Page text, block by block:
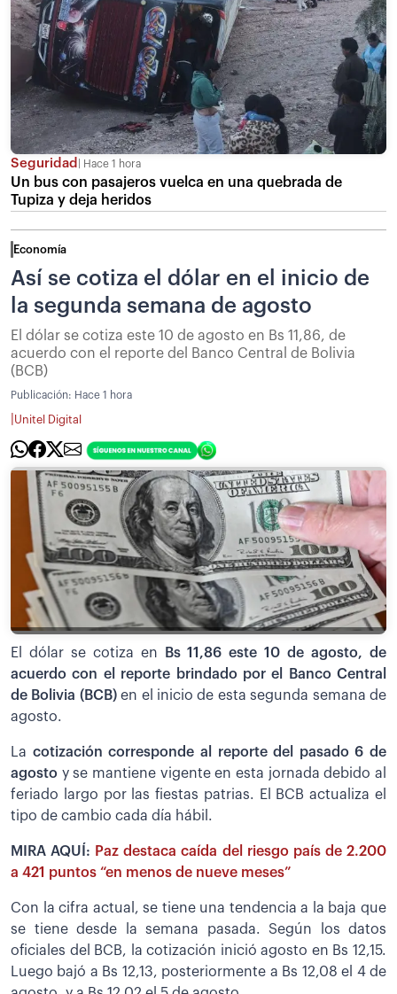
Seguridad Hace 1 hora
Un bus con pasajeros vuelca en una quebrada de
Tupiza y deja heridos
Economía
Así se cotiza el dólar en el inicio de
la segunda semana de agosto
El dólar se cotiza este 10 de agosto en Bs 11,86, de
acuerdo con el reporte del Banco Central de Bolivia
(BCB)
Publicación: Hace 1 hora
Unitel Digital
El dólar se cotiza en Bs11,86 este 10 de agosto, de
acuerdo con el reporte brindado por el Banco Central
de Bolivia (BCB)en el inicio de esta segunda semana de
agosto.
La cotización corresponde al reporte del pasado 6 de
agosto y se mantiene vigente en esta jornada debido al
feriado largo por las fiestas patrias. El BCB actualiza el
tipo de cambio cada día hábil.
MIRA AQUÍ: Paz destaca caída del riesgo país de 2.200
a 421 puntos “en menos de nueve meses”
Con la cifra actual, se tiene una tendencia a la baja que
se tiene desde la semana pasada. Según los datos
oficiales del BCB, la cotización inició agosto en Bs 12,15.
Luego bajó a Bs 12,13, posteriormente a Bs 12,08 el 4 de